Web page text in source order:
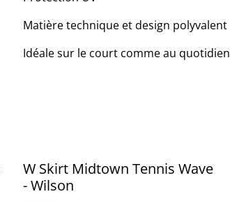
Matière technique et design polyvalent
Idéale sur le court comme au quotidien
W Skirt Midtown Tennis Wave
- Wilson